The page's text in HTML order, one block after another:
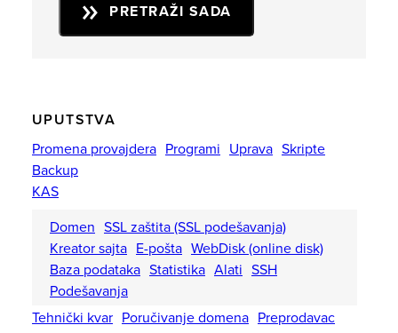
PRETRAŽI SADA
UPUTSTVA
Promena provajdera Programi Uprava Skripte
Backup
KAS
Domen SSL zaštita (SSL podešavanja)
Kreator sajta E-pošta WebDisk (online disk)
Baza podataka Statistika Alati SSH
Podešavanja
Tehnički kvar Poručivanje domena Preprodavac